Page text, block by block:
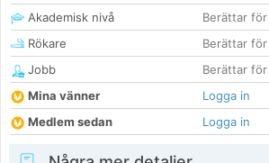
Akademisk nivå
Berättar
Rökare
Berättar
Jobb
Berättar
Mina vänner
Logga in
Medlem sedan
Logga in